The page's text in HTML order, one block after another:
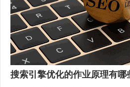
搜索引擎优化的作业原理有哪